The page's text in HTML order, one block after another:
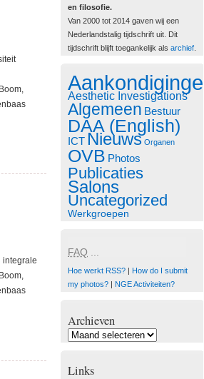
integrale
en filosofie.
Van 2000 tot 2014 gaven wij een
Nederlandstalig tijdschrift uit. Dit
tijdschrift blijft toegankelijk als archief
Aankondigingen
Aesthetic Investigations
Algemeen Bestuur
DAA (English)
ICT Nieuws Organen
OVB Photos
Publicaties
Salons
Uncategorized
Werkgroepen
FAQ ...
Hoe werkt RSS?
How do I submit
my photos?
NGE Activiteiten?
Archieven
Archieven
Links